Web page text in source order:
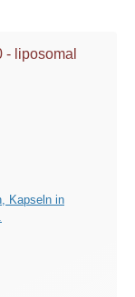
- liposomal